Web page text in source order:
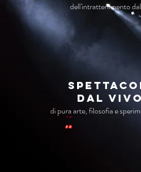
dell'intrattenimento
dal vivo
di pura arte, filosofia e